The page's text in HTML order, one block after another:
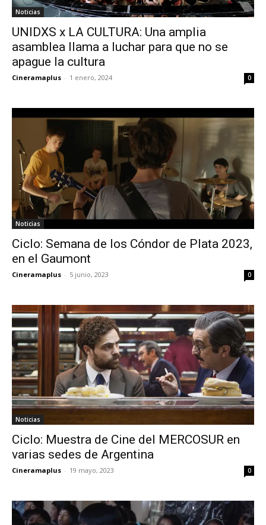
Noticias
UNIDXS x LA CULTURA: Una amplia
asamblea llama a luchar para que no se
apague la cultura
Cineramaplus - 1 enero, 2024 0
Noticias
Ciclo: Semana de los Cóndor de Plata 2023,
en el Gaumont
Cineramaplus - 5 junio, 2023 0
Noticias
Ciclo: Muestra de Cine del MERCOSUR en
varias sedes de Argentina
Cineramaplus - 19 mayo, 2023 0